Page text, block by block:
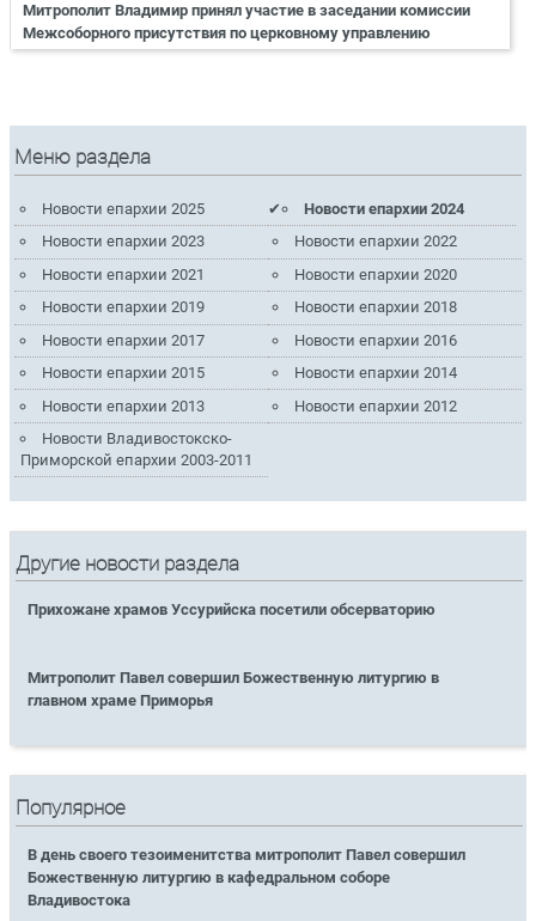
Митрополит Владимир принял участие в заседании комиссии
Межсоборного присутствия по церковному управлению
Меню раздела
Новости епархии 2025
Новости епархии 2024
Новости епархии 2023
Новости епархии 2022
Новости епархии 2021
Новости епархии 2020
Новости епархии 2019
Новости епархии 2018
Новости епархии 2017
Новости епархии 2016
Новости епархии 2015
Новости епархии 2014
Новости епархии 2013
Новости епархии 2012
Новости Владивостокско-
Приморской епархии 2003-2011
Другие новости раздела
Прихожане храмов Уссурийска посетили обсерваторию
Митрополит Павел совершил Божественную литургию в
главном храме Приморья
Популярное
В день своего тезоименитства митрополит Павел совершил
Божественную литургию в кафедральном соборе
Владивостока